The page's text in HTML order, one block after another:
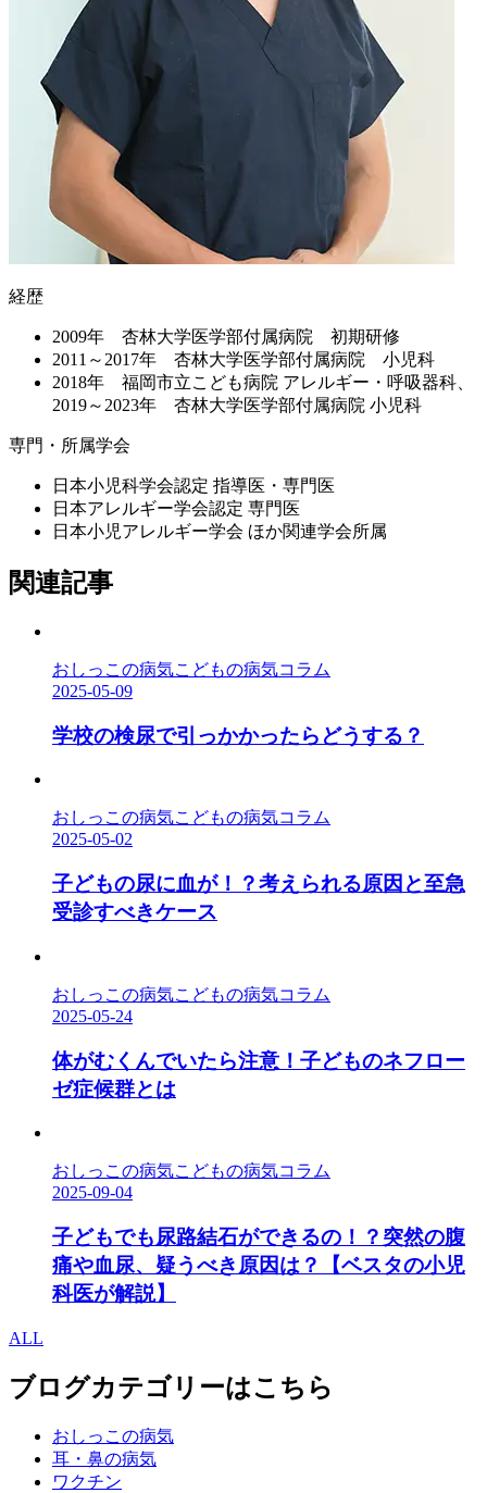
経歴
2009年 杏林大学医学部付属病院 初期研修
2011～2017年 杏林大学医学部付属病院 小児科
2018年 福岡市立こども病院 アレルギー・呼吸器科、
2019～2023年 杏林大学医学部付属病院 小児科
専門・所属学会
日本小児科学会認定 指導医・専門医
日本アレルギー学会認定 専門医
日本小児アレルギー学会 ほか関連学会所属
関連記事
おしっこの病気こどもの病気コラム
2025-05-09
学校の検尿で引っかかったらどうする？
おしっこの病気こどもの病気コラム
2025-05-02
子どもの尿に血が！？考えられる原因と至急
受診すべきケース
おしっこの病気こどもの病気コラム
2025-05-24
体がむくんでいたら注意！子どものネフロー
ゼ症候群とは
おしっこの病気こどもの病気コラム
2025-09-04
子どもでも尿路結石ができるの！？突然の腹
痛や血尿、疑うべき原因は？【ベスタの小児
科医が解説】
ALL
ブログカテゴリーはこちら
おしっこの病気
耳・鼻の病気
ワクチン